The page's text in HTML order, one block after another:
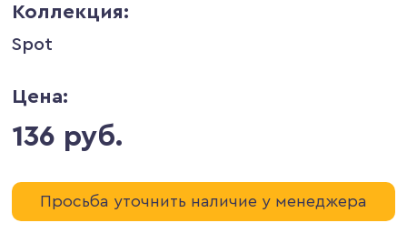
Коллекция:
Spot
Цена:
136 руб.
Просьба уточнить наличие у менеджера